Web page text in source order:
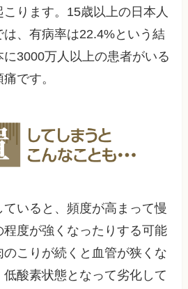
ります。15歳以上の日本人
は、有病率は22.4%という結
3000万人以上の患者がいる
です。
いると、頻度が高まって慢
度が強くなったりする可能
こりが続くと血管が狭くな
低酸素状態となって劣化して